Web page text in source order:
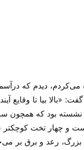
یک تا یازده می‌‌فرماید؛ ۱ سپس،
نشسته بود که همچون
کمانی تابان چون زمرد، فرا گرفته بود. ۴ دور
که همه لباسی سفید بر تن و تاجی از طلا بر سر